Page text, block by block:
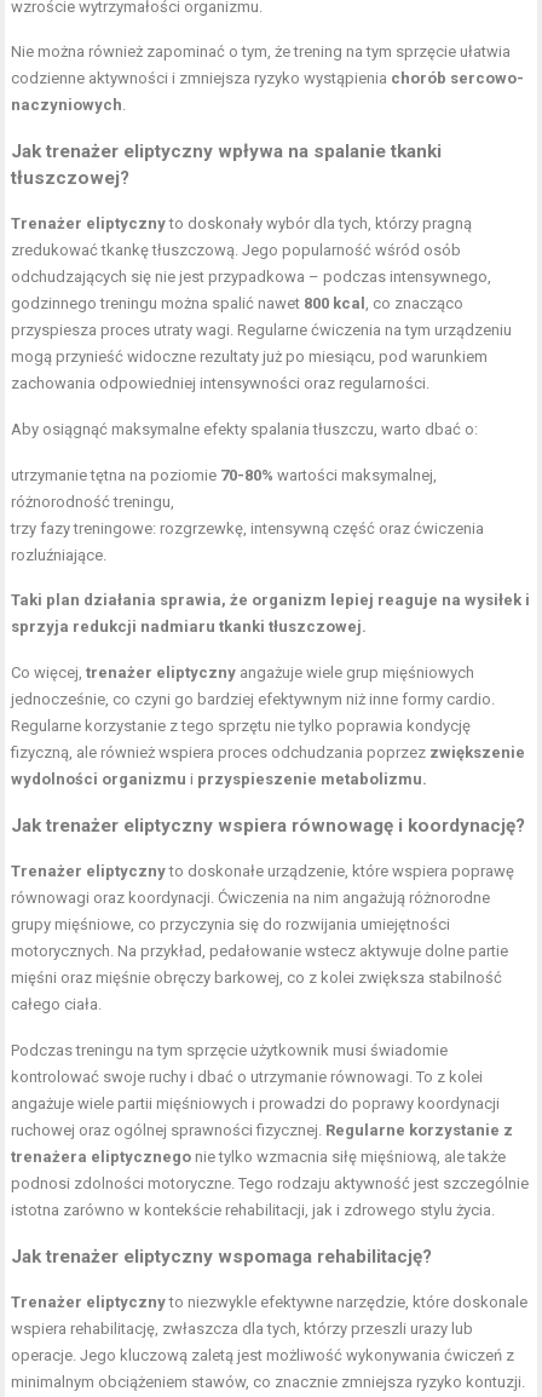
wzroście wytrzymałości organizmu.
Nie można również zapominać o tym, że trening na tym sprzęcie ułatwia
codzienne aktywności i zmniejsza ryzyko wystąpienia chorób sercowo-
naczyniowych
Jak trenażer eliptyczny wpływa na spalanie tkanki
tłuszczowej?
Trenażer eliptycznyto doskonały wybór dla tych, którzy pragną
zredukować tkankę tłuszczową. Jego popularność wśród osób
odchudzających się nie jest przypadkowa – podczas intensywnego,
godzinnego treningu można spalić nawet 800 kcal
, co znacząco
przyspiesza proces utraty wagi. Regularne ćwiczenia na tym urządzeniu
mogą przynieść widoczne rezultaty już po miesiącu, pod warunkiem
zachowania odpowiedniej intensywności oraz regularności.
Aby osiągnąć maksymalne efekty spalania tłuszczu, warto dbać o:
utrzymanie tętna na poziomie 70-80% wartości maksymalnej,
różnorodność treningu,
trzy fazy treningowe: rozgrzewkę, intensywną część oraz ćwiczenia
rozluźniające.
Taki plan działania sprawia, że organizm lepiej reaguje na wysiłek i
sprzyja redukcji nadmiaru tkanki tłuszczowej.
Co więcej,trenażer eliptyczny angażuje wiele grup mięśniowych
jednocześnie, co czyni go bardziej efektywnym niż inne formy cardio.
Regularne korzystanie z tego sprzętu nie tylko poprawia kondycję
fizyczną, ale również wspiera proces odchudzania poprzez zwiększenie
wydolności organizmu i przyspieszenie metabolizmu.
Jak trenażer eliptyczny wspiera równowagę i koordynację?
Trenażer eliptycznyto doskonałe urządzenie, które wspiera poprawę
równowagi oraz koordynacji. Ćwiczenia na nim angażują różnorodne
grupy mięśniowe, co przyczynia się do rozwijania umiejętności
motorycznych. Na przykład, pedałowanie wstecz aktywuje dolne partie
mięśni oraz mięśnie obręczy barkowej , co z kolei zwiększa stabilność
całego ciała.
Podczas treningu na tym sprzęcie użytkownik musi świadomie
kontrolować swoje ruchy i dbać o utrzymanie równowagi . To z kolei
angażuje wiele partii mięśniowych i prowadzi do poprawy koordynacji
ruchowej oraz ogólnej sprawności fizycznej. Regularne korzystanie z
trenażera eliptycznego nie tylko wzmacnia siłę mięśniową, ale także
podnosi zdolności motoryczne. Tego rodzaju aktywność jest szczególnie
istotna zarówno w kontekście rehabilitacji, jak i zdrowego stylu życia.
Jak trenażer eliptyczny wspomaga rehabilitację?
Trenażer eliptycznyto niezwykle efektywne narzędzie, które doskonale
wspiera rehabilitację, zwłaszcza dla tych, którzy przeszli urazy lub
operacje. Jego kluczową zaletą jest możliwość wykonywania ćwiczeń z
minimalnym obciążeniem stawów, co znacznie zmniejsza ryzyko kontuzji.